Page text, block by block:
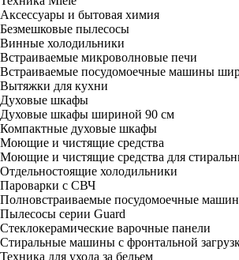
Аксессуары и бытовая химия
Безмешковые пылесосы
Винные холодильники
Встраиваемые микроволновые печи
Встраиваемые посудомоечные машины
Вытяжки для кухни
Духовые шкафы
Духовые шкафы шириной 90 см
Компактные духовые шкафы
Моющие и чистящие средства
Моющие и чистящие средства для
Отдельностоящие холодильники
Пароварки с СВЧ
Полновстраиваемые посудомоечные
Пылесосы серии Guard
Стеклокерамические варочные панели
Стиральные машины с фронтальной
Техника для ухода за бельем